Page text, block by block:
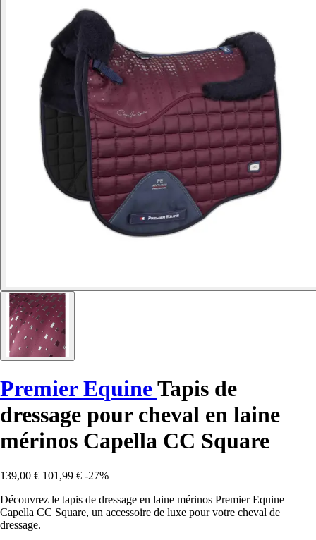
Premier EquineTapis de
dressage pour cheval en laine
mérinos Capella CC Square
139,00 € 101,99 € -27%
Découvrez le tapis de dressage en laine mérinos Premier Equine
Capella CC Square, un accessoire de luxe pour votre cheval de
dressage.